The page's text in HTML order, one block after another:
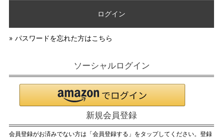
ログイン
» パスワードを忘れた方はこちら
ソーシャルログイン
新規会員登録
会員登録がお済みでない方は「会員登録する」をタップしてください。登録